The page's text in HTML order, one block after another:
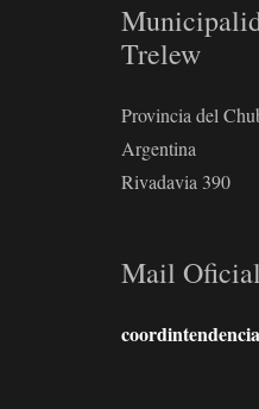
Trelew
Provincia del
Argentina
Rivadavia 390
Mail Oficial